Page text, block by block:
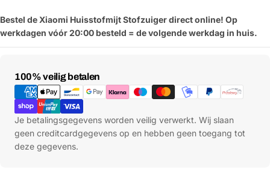
Bestel de Xiaomi Huisstofmijt Stofzuiger direct online! Op
werkdagen vóór 20:00 besteld = de volgende werkdag in huis.
100% veilig betalen
Betaalmethoden
Je betalingsgegevens worden veilig verwerkt. Wij slaan
geen creditcardgegevens op en hebben geen toegang tot
deze gegevens.